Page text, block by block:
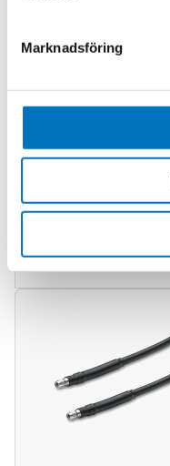
Marknadsföring
Private Labeled
Test &
Cables